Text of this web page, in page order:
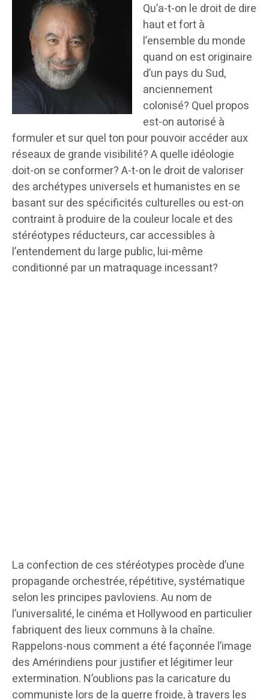
Qu’a-t-on le droit de dire
haut et fort à
l’ensemble du monde
quand on est originaire
d’un pays du Sud,
anciennement
colonisé? Quel propos
est-on autorisé à
formuler et sur quel ton pour pouvoir accéder aux
réseaux de grande visibilité? A quelle idéologie
doit-on se conformer? A-t-on le droit de valoriser
des archétypes universels et humanistes en se
basant sur des spécificités culturelles ou est-on
contraint à produire de la couleur locale et des
stéréotypes réducteurs, car accessibles à
l’entendement du large public, lui-même
conditionné par un matraquage incessant?
La confection de ces stéréotypes procède d’une
propagande orchestrée, répétitive, systématique
selon les principes pavloviens. Au nom de
l’universalité, le cinéma et Hollywood en particulier
fabriquent des lieux communs à la chaîne.
Rappelons-nous comment a été façonnée l’image
des Amérindiens pour justifier et légitimer leur
extermination. N’oublions pas la caricature du
communiste lors de la guerre froide, à travers les